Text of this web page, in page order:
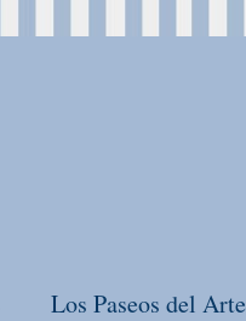
Los Paseos del Arte